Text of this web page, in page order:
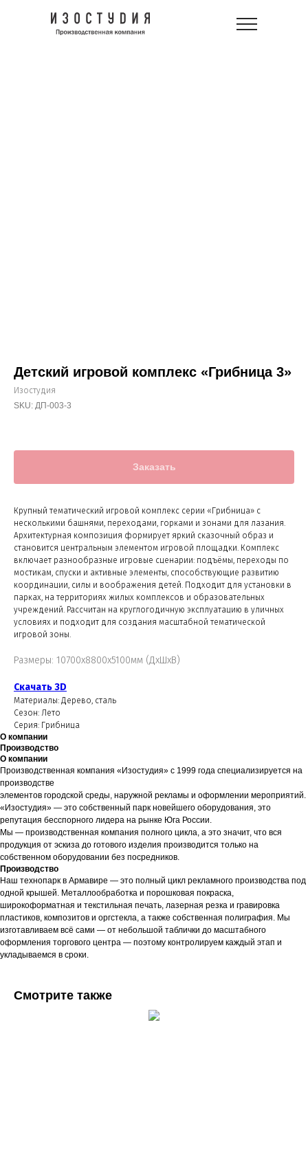
Детский игровой комплекс «Грибница 3»
Изостудия
SKU: ДП-003-3
Заказать
Крупный тематический игровой комплекс серии «Грибница» с
несколькими башнями, переходами, горками и зонами для лазания.
Архитектурная композиция формирует яркий сказочный образ и
становится центральным элементом игровой площадки. Комплекс
включает разнообразные игровые сценарии: подъёмы, переходы по
мостикам, спуски и активные элементы, способствующие развитию
координации, силы и воображения детей. Подходит для установки в
парках, на территориях жилых комплексов и образовательных
учреждений. Рассчитан на круглогодичную эксплуатацию в уличных
условиях и подходит для создания масштабной тематической
игровой зоны.
Размеры: 10700х8800х5100мм (ДхШхВ)
Скачать 3D
Материалы: Дерево, сталь
Сезон: Лето
Серия: Грибница
О компании
Производство
О компании
Производственная компания «Изостудия» с 1999 года специализируется на
производстве
элементов городской среды, наружной рекламы и оформлении мероприятий.
«Изостудия» — это собственный парк новейшего оборудования, это
репутация бесспорного лидера на рынке Юга России.
Мы — производственная компания полного цикла, а это значит, что вся
продукция от эскиза до готового изделия производится только на
собственном оборудовании без посредников.
Производство
Наш технопарк в Армавире — это полный цикл рекламного производства под
одной крышей. Металлообработка и порошковая покраска,
широкоформатная и текстильная печать, лазерная резка и гравировка
пластиков, композитов и оргстекла, а также собственная полиграфия. Мы
изготавливаем всё сами — от небольшой таблички до масштабного
оформления торгового центра — поэтому контролируем каждый этап и
укладываемся в сроки.
Смотрите также